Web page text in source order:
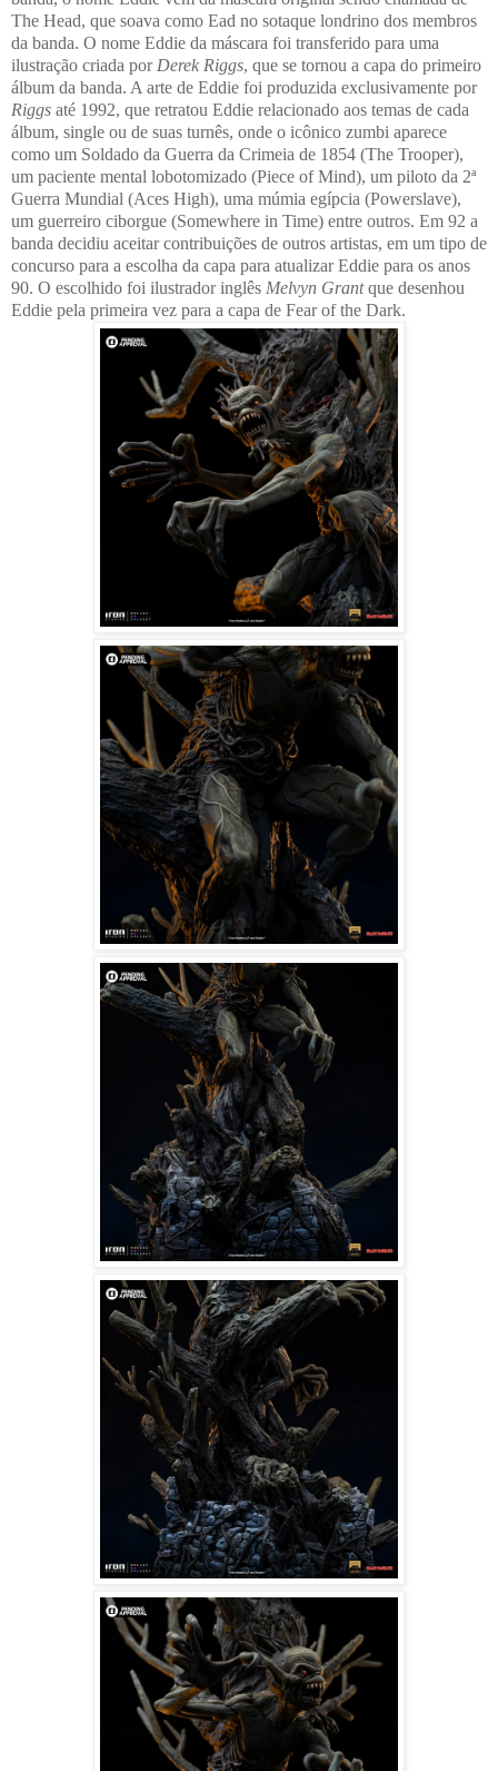
The Head, que soava como Ead no sotaque londrino dos membros
da banda. O nome Eddie da máscara foi transferido para uma
ilustração criada porDerek Riggs, que se tornou a capa do primeiro
álbum da banda. A arte de Eddie foi produzida exclusivamente por
Riggs até 1992, que retratou Eddie relacionado aos temas de cada
álbum, single ou de suas turnês, onde o icônico zumbi aparece
como um Soldado da Guerra da Crimeia de 1854 (The Trooper),
um paciente mental lobotomizado (Piece of Mind), um piloto da 2ª
Guerra Mundial (Aces High), uma múmia egípcia (Powerslave),
um guerreiro ciborgue (Somewhere in Time) entre outros. Em 92 a
banda decidiu aceitar contribuições de outros artistas, em um tipo de
concurso para a escolha da capa para atualizar Eddie para os anos
90. O escolhido foi ilustrador inglês Melvyn Grantque desenhou
Eddie pela primeira vez para a capa de Fear of the Dark.